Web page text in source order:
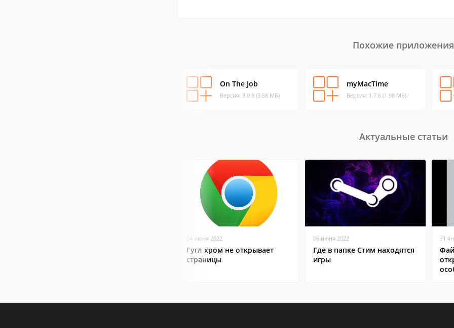
Похожие приложения
On The Job
Версия: 3.0.9 (3.58 МБ)
myMacTime
Версия: 1.7.6 (1.98 МБ)
Актуальные статьи
04 июня 2022
Гугл хром не открывает
страницы
06 июня 2022
Где в папке Стим находятся
игры
31